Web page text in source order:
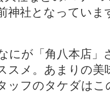
神社となっていま
にが「角八本店」
スメ。あまりの美
ッフのタケダは